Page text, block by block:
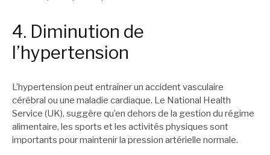
4. Diminution de
l’hypertension
L’hypertension peut entraîner un accident vasculaire
cérébral ou une maladie cardiaque. Le National Health
Service (UK), suggère qu’en dehors de la gestion du régime
alimentaire, les sports et les activités physiques sont
importants pour maintenir la pression artérielle normale.